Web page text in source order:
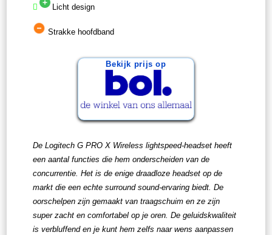
Licht design
Strakke hoofdband
Bekijk prijs op
De Logitech G PRO X Wireless lightspeed-headset heeft
een aantal functies die hem onderscheiden van de
concurrentie. Het is de enige draadloze headset op de
markt die een echte surround sound-ervaring biedt. De
oorschelpen zijn gemaakt van traagschuim en ze zijn
super zacht en comfortabel op je oren. De geluidskwaliteit
is verbluffend en je kunt hem zelfs naar wens aanpassen